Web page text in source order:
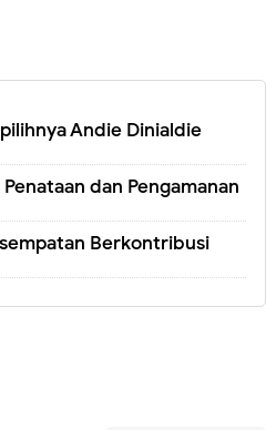
Andie Dinialdie
dan Pengamanan
Berkontribusi